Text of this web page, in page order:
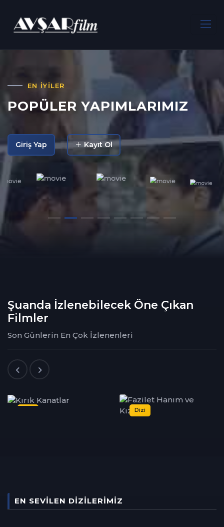
EN IYILER
POPÜLER YAPIMLARIMIZ
Giriş Yap Kayıt Ol
Şuanda İzlenebilecek Öne Çıkan
Filmler
Son Günlerin En Çok İzlenenleri
Film
EN SEVILEN DIZILERIMIZ